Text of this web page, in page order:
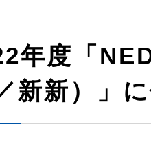
年度「
新新）」